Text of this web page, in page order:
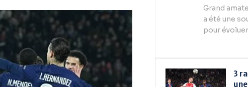
Grand
a été une
pour
3